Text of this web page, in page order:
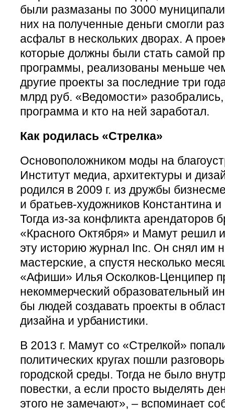
были размазаны по 3000
них на полученные деньги смогли
асфальт в нескольких дворах. А
которые должны были стать самой
программы, реализованы меньше
другие проекты за последние три
млрд руб. «Ведомости»
программа и кто на ней заработал.
Как родилась «Стрелка»
Основоположником моды на
Институт медиа, архитектуры и
родился в 2009 г. из дружбы
и братьев-художников Константина и
Тогда из-за конфликта арендаторов
«Красного Октября» и Мамут решил
эту историю журнал Inc. Он снял им
мастерские, а спустя несколько
«Афиши» Илья Осколков-Ценципер
некоммерческий образовательный
бы людей создавать проекты в
дизайна и урбанистики.
В 2013 г. Мамут со «Стрелкой»
политических кругах пошли
городской среды. Тогда не было
повестки, а если просто выделять
этого не замечают», – вспоминает